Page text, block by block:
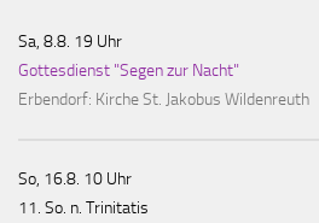
Sa, 8.8. 19 Uhr
Gottesdienst "Segen zur Nacht"
Erbendorf: Kirche St. Jakobus Wildenreuth
So, 16.8. 10 Uhr
11. So. n. Trinitatis